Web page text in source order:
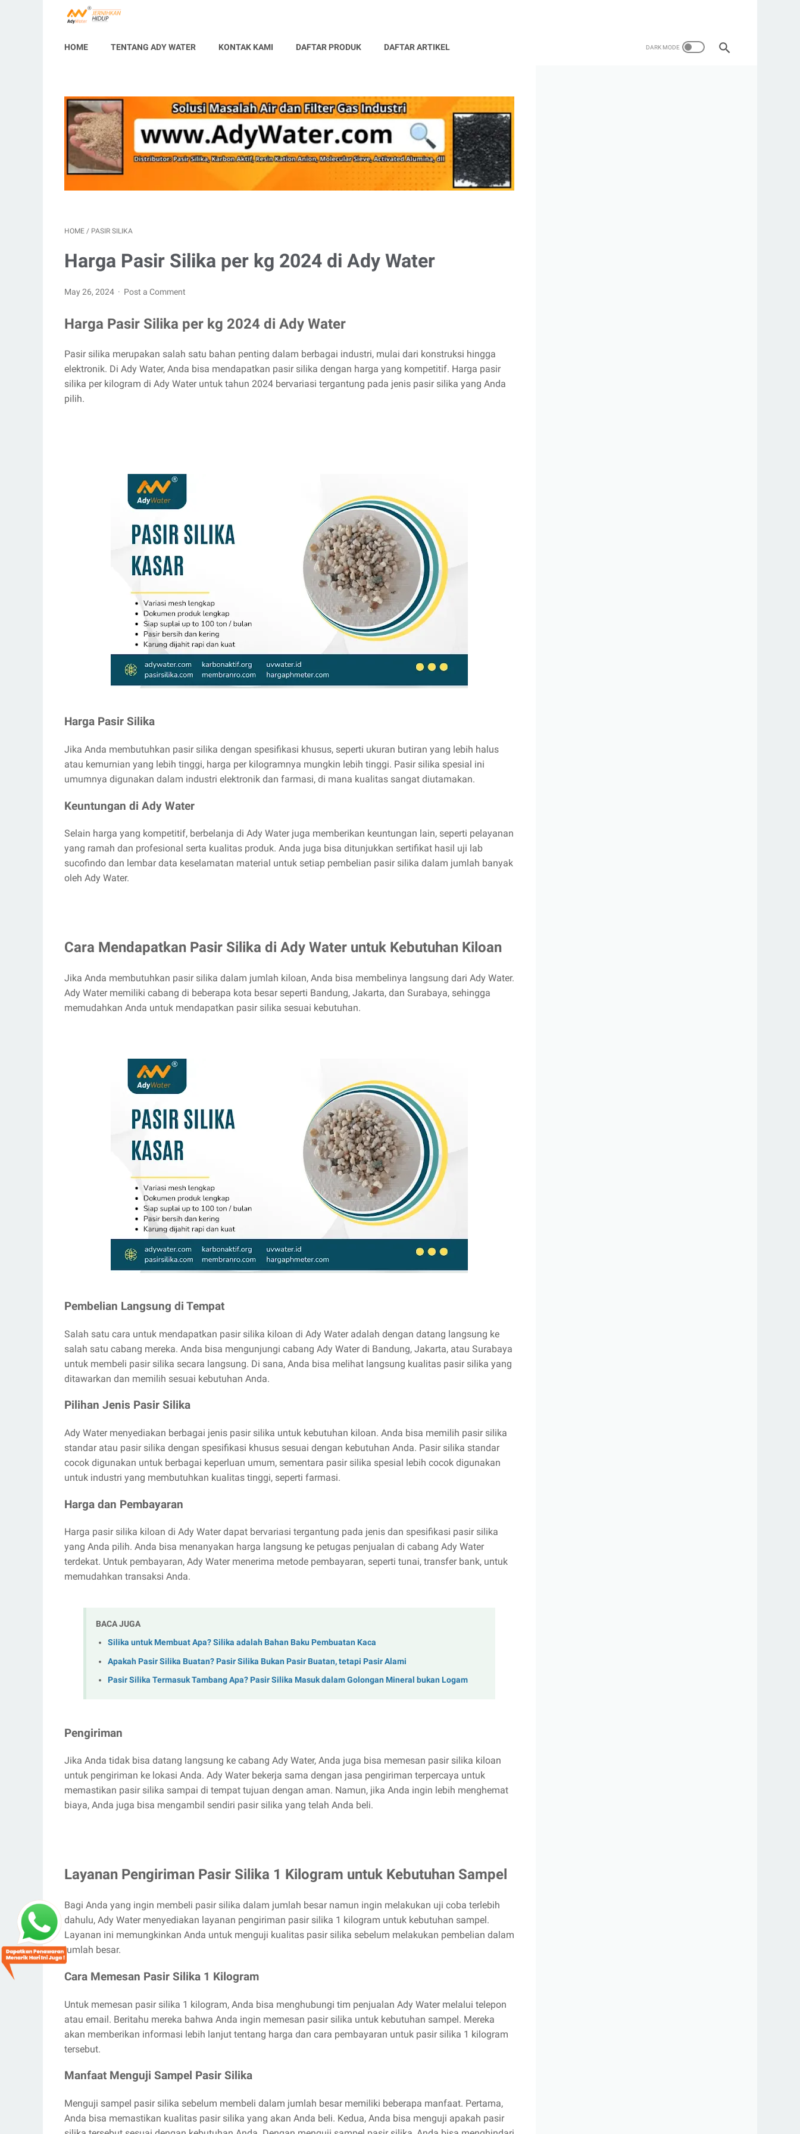
HOME TENTANG ADY WATER KONTAK KAMI DAFTAR PRODUK DAFTAR ARTIKEL
HOME / PASIR SILIKA
Harga Pasir Silika per kg 2024 di Ady Water
May 26, 2024 Post a Comment
Harga Pasir Silika per kg 2024 di Ady Water
Pasir silika merupakan salah satu bahan penting dalam berbagai industri, mulai dari konstruksi hingga
elektronik. Di Ady Water, Anda bisa mendapatkan pasir silika dengan harga yang kompetitif. Harga pasir
silika per kilogram di Ady Water untuk tahun 2024 bervariasi tergantung pada jenis pasir silika yang Anda
pilih.
Harga Pasir Silika
Jika Anda membutuhkan pasir silika dengan spesifikasi khusus, seperti ukuran butiran yang lebih halus
atau kemurnian yang lebih tinggi, harga per kilogramnya mungkin lebih tinggi. Pasir silika spesial ini
umumnya digunakan dalam industri elektronik dan farmasi, di mana kualitas sangat diutamakan.
Keuntungan di Ady Water
Selain harga yang kompetitif, berbelanja di Ady Water juga memberikan keuntungan lain, seperti pelayanan
yang ramah dan profesional serta kualitas produk. Anda juga bisa ditunjukkan sertifikat hasil uji lab
sucofindo dan lembar data keselamatan material untuk setiap pembelian pasir silika dalam jumlah banyak
oleh Ady Water.
Cara Mendapatkan Pasir Silika di Ady Water untuk Kebutuhan Kiloan
Jika Anda membutuhkan pasir silika dalam jumlah kiloan, Anda bisa membelinya langsung dari Ady Water.
Ady Water memiliki cabang di beberapa kota besar seperti Bandung, Jakarta, dan Surabaya, sehingga
memudahkan Anda untuk mendapatkan pasir silika sesuai kebutuhan.
Pembelian Langsung di Tempat
Salah satu cara untuk mendapatkan pasir silika kiloan di Ady Water adalah dengan datang langsung ke
salah satu cabang mereka. Anda bisa mengunjungi cabang Ady Water di Bandung, Jakarta, atau Surabaya
untuk membeli pasir silika secara langsung. Di sana, Anda bisa melihat langsung kualitas pasir silika yang
ditawarkan dan memilih sesuai kebutuhan Anda.
Pilihan Jenis Pasir Silika
Ady Water menyediakan berbagai jenis pasir silika untuk kebutuhan kiloan. Anda bisa memilih pasir silika
standar atau pasir silika dengan spesifikasi khusus sesuai dengan kebutuhan Anda. Pasir silika standar
cocok digunakan untuk berbagai keperluan umum, sementara pasir silika spesial lebih cocok digunakan
untuk industri yang membutuhkan kualitas tinggi, seperti farmasi.
Harga dan Pembayaran
Harga pasir silika kiloan di Ady Water dapat bervariasi tergantung pada jenis dan spesifikasi pasir silika
yang Anda pilih. Anda bisa menanyakan harga langsung ke petugas penjualan di cabang Ady Water
terdekat. Untuk pembayaran, Ady Water menerima metode pembayaran, seperti tunai, transfer bank, untuk
memudahkan transaksi Anda.
BACA JUGA
Silika untuk Membuat Apa? Silika adalah Bahan Baku Pembuatan Kaca
Apakah Pasir Silika Buatan? Pasir Silika Bukan Pasir Buatan, tetapi Pasir Alami
Pasir Silika Termasuk Tambang Apa? Pasir Silika Masuk dalam Golongan Mineral bukan Logam
Pengiriman
Jika Anda tidak bisa datang langsung ke cabang Ady Water, Anda juga bisa memesan pasir silika kiloan
untuk pengiriman ke lokasi Anda. Ady Water bekerja sama dengan jasa pengiriman terpercaya untuk
memastikan pasir silika sampai di tempat tujuan dengan aman. Namun, jika Anda ingin lebih menghemat
biaya, Anda juga bisa mengambil sendiri pasir silika yang telah Anda beli.
Layanan Pengiriman Pasir Silika 1 Kilogram untuk Kebutuhan Sampel
Bagi Anda yang ingin membeli pasir silika dalam jumlah besar namun ingin melakukan uji coba terlebih
dahulu, Ady Water menyediakan layanan pengiriman pasir silika 1 kilogram untuk kebutuhan sampel.
Layanan ini memungkinkan Anda untuk menguji kualitas pasir silika sebelum melakukan pembelian dalam
jumlah besar.
Cara Memesan Pasir Silika 1 Kilogram
Untuk memesan pasir silika 1 kilogram, Anda bisa menghubungi tim penjualan Ady Water melalui telepon
atau email. Beritahu mereka bahwa Anda ingin memesan pasir silika untuk kebutuhan sampel. Mereka
akan memberikan informasi lebih lanjut tentang harga dan cara pembayaran untuk pasir silika 1 kilogram
tersebut.
Manfaat Menguji Sampel Pasir Silika
Menguji sampel pasir silika sebelum membeli dalam jumlah besar memiliki beberapa manfaat. Pertama,
Anda bisa memastikan kualitas pasir silika yang akan Anda beli. Kedua, Anda bisa menguji apakah pasir